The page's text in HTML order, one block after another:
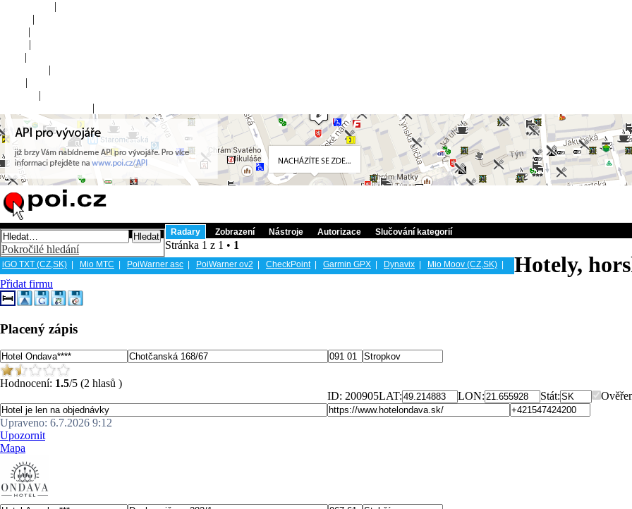
|
|
|
|
|
|
|
|
|
Pokročilé hledání
Radary Zobrazení Nástroje Autorizace Slučování kategorií
iGO TXT (CZ,SK) Mio MTC PoiWarner asc PoiWarner ov2 CheckPoint| Garmin GPX Dynavix Mio Moov (CZ,SK)
Stránka 1 z 1 • 1
Hotely,
Přidat firmu
Placený zápis
Hodnocení: 1.5/5 (2 hlasů )
ID: 200905LAT: LON: Stát:
Upraveno: 6.7.2026 9:12
Upozornit
Mapa